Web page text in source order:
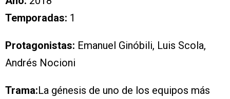
Temporadas: 1
Protagonistas: Emanuel Ginóbili, Luis Scola,
Andrés Nocioni
Trama:La génesis de uno de los equipos más